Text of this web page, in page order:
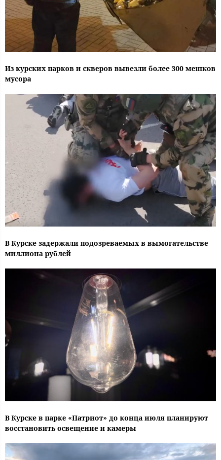
Из курских парков и скверов вывезли более 300 мешков
мусора
В Курске задержали подозреваемых в вымогательстве
миллиона рублей
В Курске в парке «Патриот» до конца июля планируют
восстановить освещение и камеры